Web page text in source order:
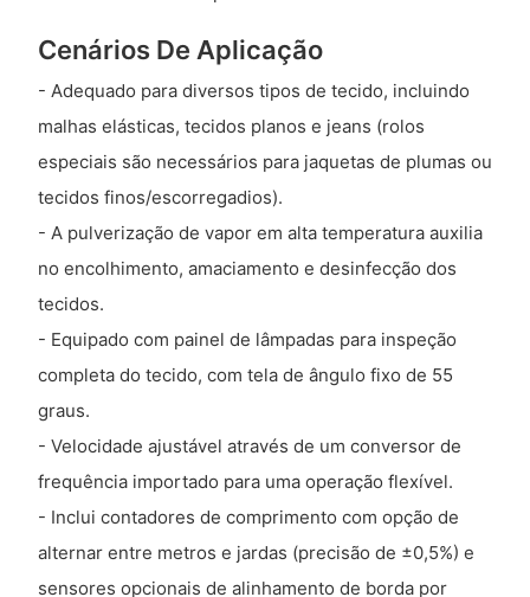
Cenários De Aplicação
- Adequado para diversos tipos de tecido, incluindo
malhas elásticas, tecidos planos e jeans (rolos
especiais são necessários para jaquetas de plumas ou
tecidos finos/escorregadios).
- A pulverização de vapor em alta temperatura auxilia
no encolhimento, amaciamento e desinfecção dos
tecidos.
- Equipado com painel de lâmpadas para inspeção
completa do tecido, com tela de ângulo fixo de 55
graus.
- Velocidade ajustável através de um conversor de
frequência importado para uma operação flexível.
- Inclui contadores de comprimento com opção de
alternar entre metros e jardas (precisão de ±0,5%) e
sensores opcionais de alinhamento de borda por